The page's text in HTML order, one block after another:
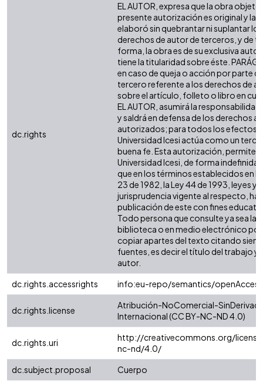
dc.rights
EL AUTOR, expresa que la obra objeto
presente autorización es original y la
elaboró sin quebrantar ni suplantar los
derechos de autor de terceros, y de
forma, la obra es de su exclusiva
tiene la titularidad sobre éste.
en caso de queja o acción por parte
tercero referente a los derechos de
sobre el artículo, folleto o libro en
EL AUTOR, asumirá la
y saldrá en defensa de los derechos
autorizados; para todos los efectos,
Universidad Icesi actúa como un
buena fe. Esta autorización, permite a
Universidad Icesi, de forma indefinida,
que en los términos establecidos en la
23 de 1982, la Ley 44 de 1993, leyes y
jurisprudencia vigente al respecto,
publicación de este con fines
Todo persona que consulte ya sea la
biblioteca o en medio electrónico
copiar apartes del texto citando
fuentes, es decir el título del trabajo y
autor.
dc.rights.accessrights
info:eu-repo/semantics/openAccess
dc.rights.license
Atribución-NoComercial-
Internacional (CC BY-NC-ND 4.0)
dc.rights.uri
http://creativecommons.org/
nc-nd/4.0/
dc.subject.proposal
Cuerpo